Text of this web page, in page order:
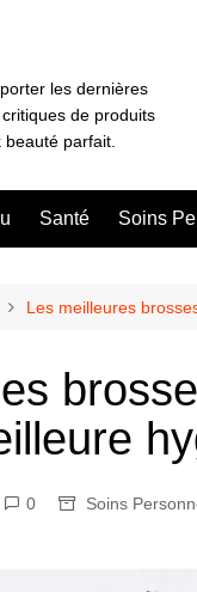
les dernières
de produits
parfait.
Santé Soins
Les meilleures
0 Soins